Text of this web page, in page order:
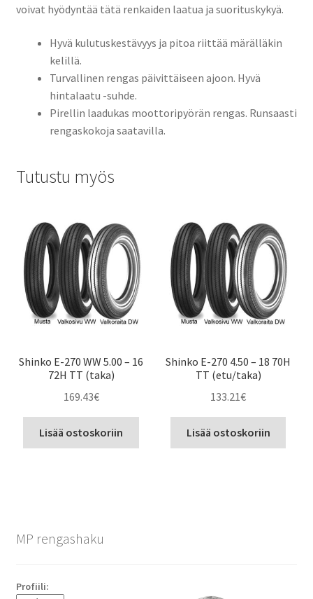
voivat hyödyntää tätä renkaiden laatua ja suorituskykyä.
Hyvä kulutuskestävyys ja pitoa riittää märälläkin
kelillä.
Turvallinen rengas päivittäiseen ajoon. Hyvä
hintalaatu -suhde.
Pirellin laadukas moottoripyörän rengas. Runsaasti
rengaskokoja saatavilla.
Tutustu myös
Shinko E-270 WW 5.00 – 16
72H TT (taka)
169.43€
Lisää ostoskoriin
Shinko E-270 4.50 – 18 70H
TT (etu/taka)
133.21€
Lisää ostoskoriin
MP rengashaku
Profiili: